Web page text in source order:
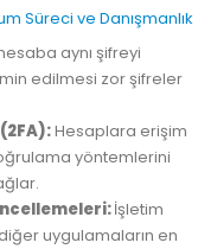
aynı şifreyi
edilmesi zor şifreler
Hesaplara erişim
yöntemlerini
İşletim
uygulamaların en